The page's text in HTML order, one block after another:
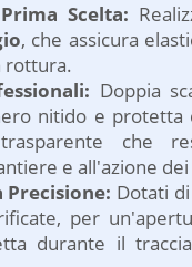
di
III.
con
su un
Scelta:
, che assicura
rottura.
Doppia
nitido e protetta
che
e all'azione
Precisione: Dotati
per
durante il